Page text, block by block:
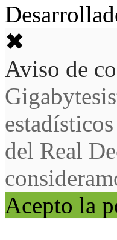
✖
Aviso de
del Real
Acepto la